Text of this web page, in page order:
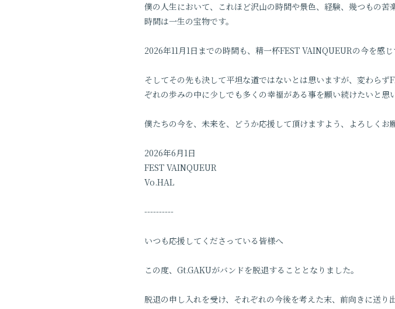
僕の人生において、これほど沢山の時間や景色、経験、幾つもの
時間は一生の宝物です。
2026年11月1日までの時間も、精一杯FEST VAINQUEURの今を感
そしてその先も決して平坦な道ではないとは思いますが、変わら
ぞれの歩みの中に少しでも多くの幸福がある事を願い続けたいと思い
僕たちの今を、未来を、どうか応援して頂けますよう、よろしくお
2026年6月1日
FEST VAINQUEUR
Vo.HAL
----------
いつも応援してくださっている皆様へ
この度、Gt.GAKUがバンドを脱退することとなりました。
脱退の申し入れを受け、それぞれの今後を考えた末、前向きに送り